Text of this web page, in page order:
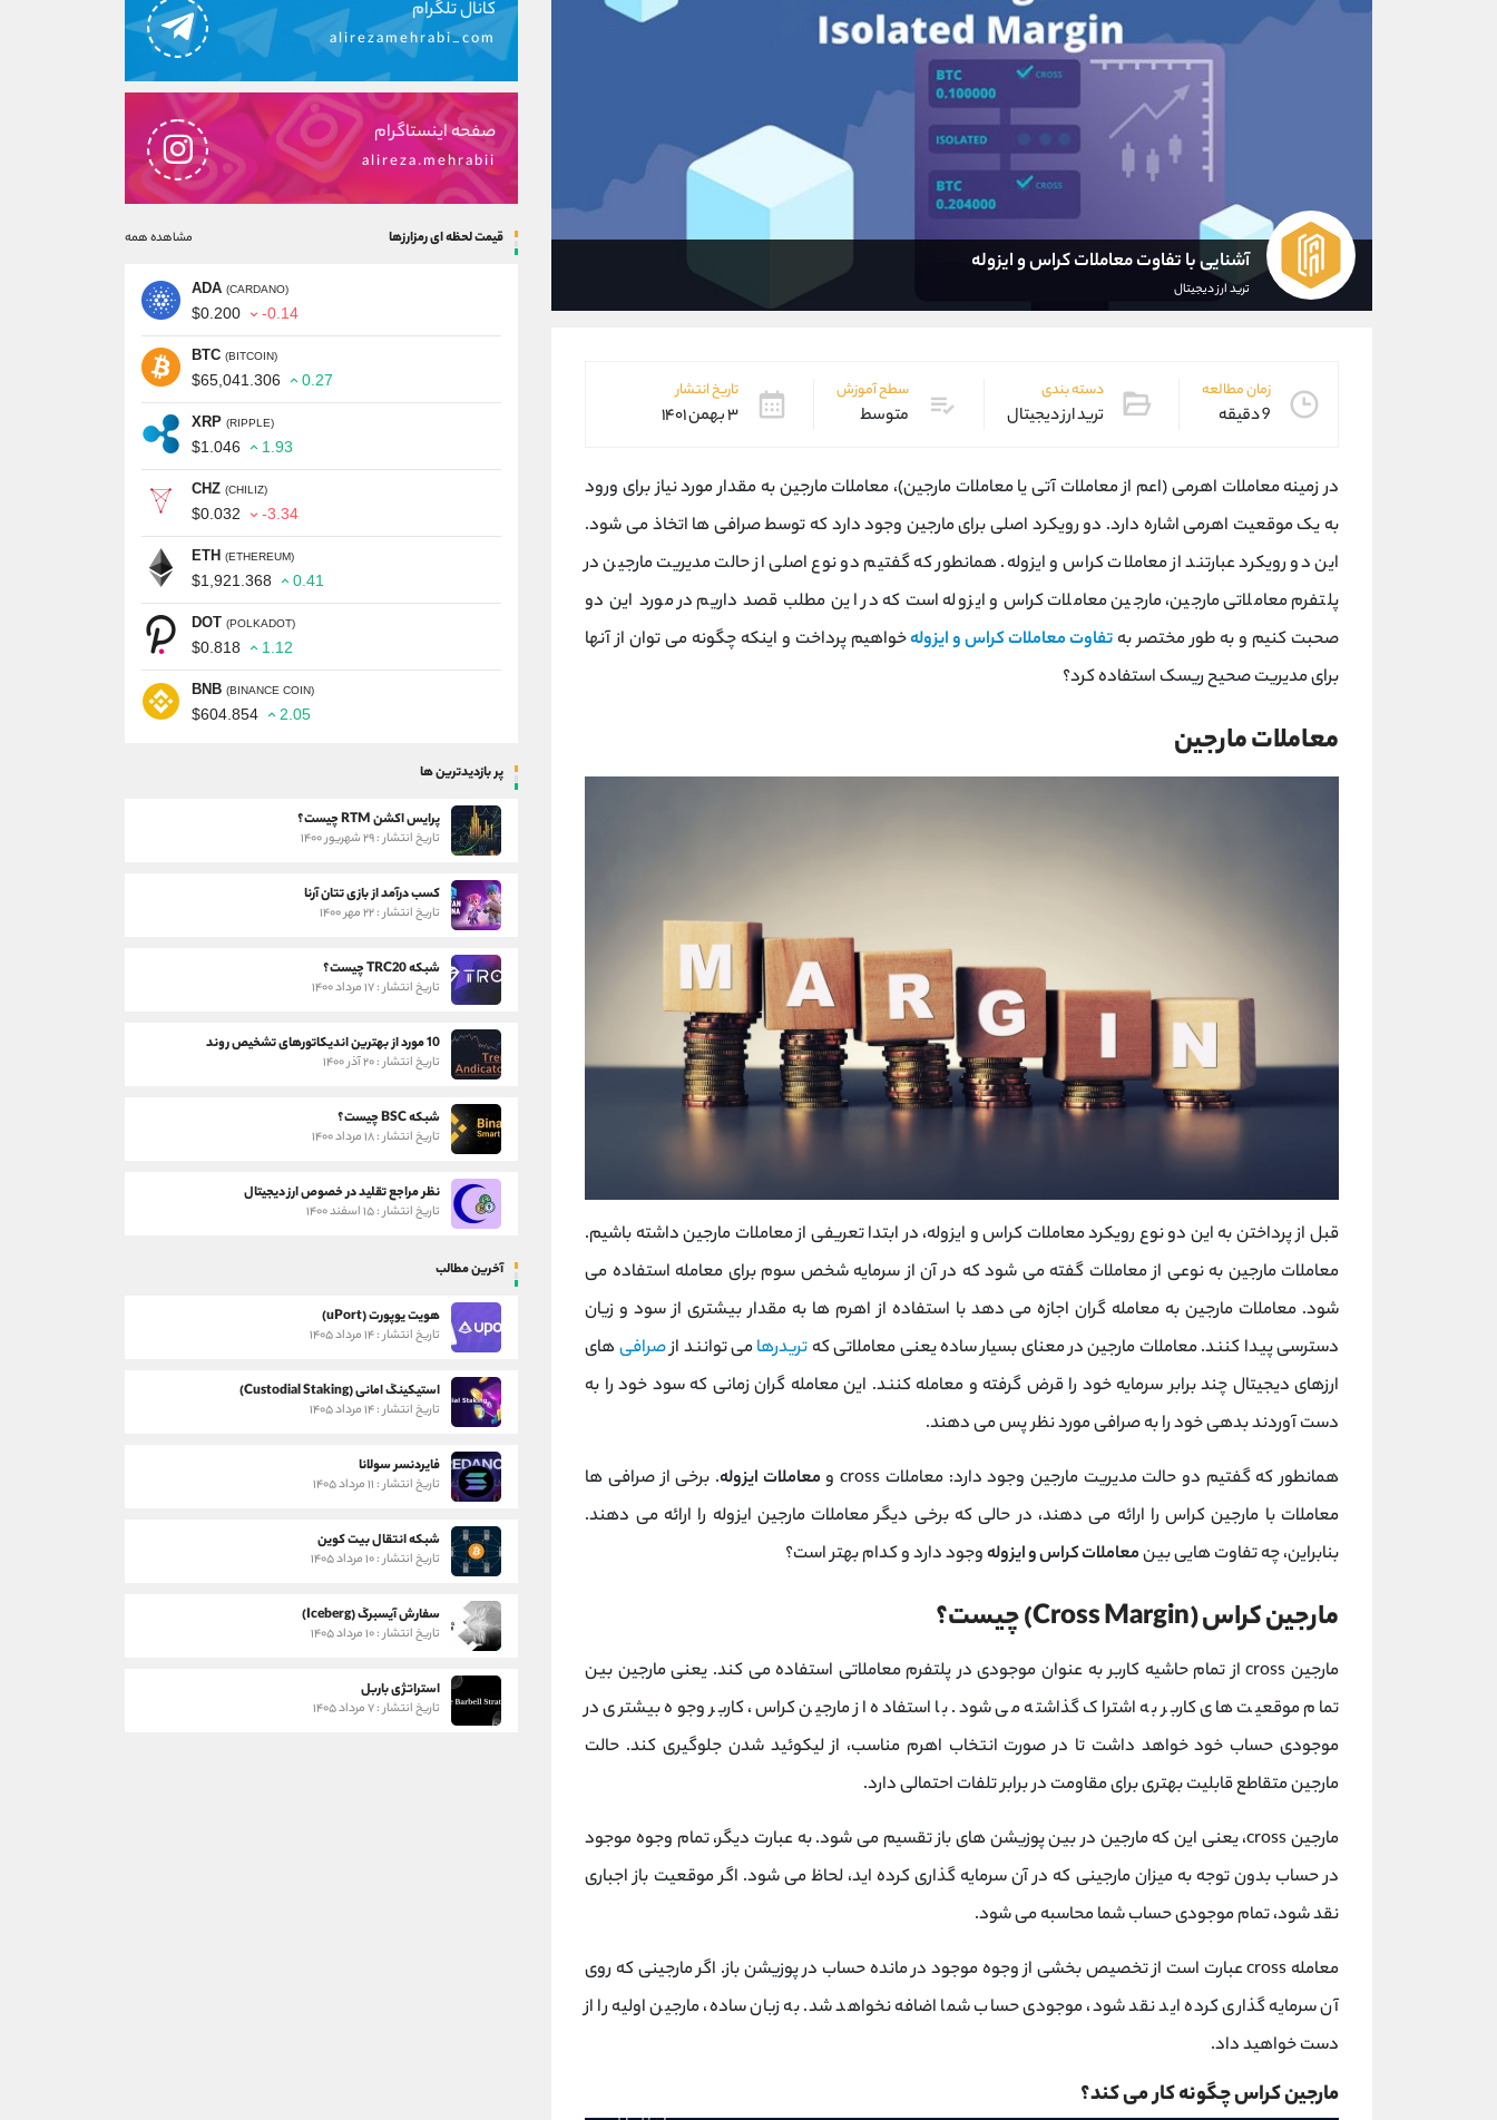
آشنایی با تفاوت معاملات کراس و ایزوله
ترید ارز دیجیتال
زمان مطالعه
9 دقیقه
دسته بندی
ترید ارز دیجیتال
سطح آموزش
متوسط
تاریخ انتشار
۳ بهمن ۱۴۰۱
در زمینه معاملات اهرمی (اعم از معاملات آتی یا معاملات مارجین)، معاملات مارجین به مقدار مورد نیاز برای ورود
به یک موقعیت اهرمی اشاره دارد. دو رویکرد اصلی برای مارجین وجود دارد که توسط صرافی ها اتخاذ می شود.
این دو رویکرد عبارتند از معاملات کراس و ایزوله. همانطور که گفتیم دو نوع اصلی از حالت مدیریت مارجین در
پلتفرم معاملاتی مارجین، مارجین معاملات کراس و ایزوله است که در این مطلب قصد داریم در مورد این دو
صحبت کنیم و به طور مختصر به تفاوت معاملات کراس و ایزولهخواهیم پرداخت و اینکه چگونه می توان از آنها
برای مدیریت صحیح ریسک استفاده کرد؟
معاملات مارجین
قبل از پرداختن به این دو نوع رویکرد معاملات کراس و ایزوله، در ابتدا تعریفی از معاملات مارجین داشته باشیم.
معاملات مارجین به نوعی از معاملات گفته می شود که در آن از سرمایه شخص سوم برای معامله استفاده می
شود. معاملات مارجین به معامله گران اجازه می دهد با استفاده از اهرم ها به مقدار بیشتری از سود و زیان
دسترسی پیدا کنند. معاملات مارجین در معنای بسیار ساده یعنی معاملاتی که تریدرهامی ‌توانند ازصرافیهای
ارزهای دیجیتال چند برابر سرمایه خود را قرض گرفته و معامله کنند. این معامله گران زمانی که سود خود را به
دست آوردند بدهی خود را به صرافی مورد نظر پس می دهند.
همانطور که گفتیم دو حالت مدیریت مارجین وجود دارد: معاملات cross و
معاملات ایزوله. برخی از صرافی ها
معاملات با مارجین کراس را ارائه می دهند، در حالی که برخی دیگر معاملات مارجین ایزوله را ارائه می دهند.
بنابراین، چه تفاوت هایی بینمعاملات کراس و ایزولهوجود دارد و کدام بهتر است؟
مارجین کراس (Cross Margin) چیست؟
مارجین cross از تمام حاشیه کاربر به عنوان موجودی در پلتفرم معاملاتی استفاده می کند. یعنی مارجین بین
تمام موقعیت های کاربر به اشتراک گذاشته می شود. با استفاده از مارجین کراس، کاربر وجوه بیشتری در
موجودی حساب خود خواهد داشت تا در صورت انتخاب اهرم مناسب، از لیکوئید شدن جلوگیری کند. حالت
مارجین متقاطع قابلیت بهتری برای مقاومت در برابر تلفات احتمالی دارد.
مارجین cross، یعنی این که مارجین در بین پوزیشن های باز تقسیم می شود. به عبارت دیگر، تمام وجوه موجود
در حساب بدون توجه به میزان مارجینی که در آن سرمایه گذاری کرده اید، لحاظ می شود. اگر موقعیت باز اجباری
نقد شود، تمام موجودی حساب شما محاسبه می شود.
معامله cross عبارت است از تخصیص بخشی از وجوه موجود در مانده حساب در پوزیشن باز. اگر مارجینی که روی
آن سرمایه گذاری کرده اید نقد شود، موجودی حساب شما اضافه نخواهد شد. به زبان ساده، مارجین اولیه را از
دست خواهید داد.
مارجین کراس چگونه کار می کند؟
کانال تلگرام
alirezamehrabi_com
صفحه اینستاگرام
alireza.mehrabii
قیمت لحظه ای رمزارزها مشاهده همه
ADA (CARDANO)
$0.200 -0.14
BTC (BITCOIN)
$65,041.306 0.27
XRP (RIPPLE)
$1.046 1.93
CHZ (CHILIZ)
$0.032 -3.34
ETH (ETHEREUM)
$1,921.368 0.41
DOT (POLKADOT)
$0.818 1.12
BNB (BINANCE COIN)
$604.854 2.05
پر بازدیدترین ها
پرایس اکشن RTM چیست؟
تاریخ انتشار : ۲۹ شهریور ۱۴۰۰
کسب درآمد از بازی تتان آرنا
تاریخ انتشار : ۲۲ مهر ۱۴۰۰
شبکه TRC20 چیست؟
تاریخ انتشار : ۱۷ مرداد ۱۴۰۰
10 مورد از بهترین اندیکاتورهای تشخیص روند
تاریخ انتشار : ۲۰ آذر ۱۴۰۰
شبکه BSC چیست؟
تاریخ انتشار : ۱۸ مرداد ۱۴۰۰
نظر مراجع تقلید در خصوص ارز دیجیتال
تاریخ انتشار : ۱۵ اسفند ۱۴۰۰
آخرین مطالب
هویت یوپورت (uPort)
تاریخ انتشار : ۱۴ مرداد ۱۴۰۵
استیکینگ امانی (Custodial Staking)
تاریخ انتشار : ۱۴ مرداد ۱۴۰۵
فایردنسر سولانا
تاریخ انتشار : ۱۱ مرداد ۱۴۰۵
شبکه انتقال بیت کوین
تاریخ انتشار : ۱۰ مرداد ۱۴۰۵
سفارش آیسبرگ (Iceberg)
تاریخ انتشار : ۱۰ مرداد ۱۴۰۵
استراتژی باربل
تاریخ انتشار : ۷ مرداد ۱۴۰۵